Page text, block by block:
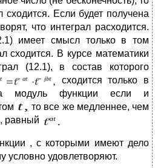
сходится. Если будет получена
что интеграл расходится.
имеет смысл только в том
сходится. В курсе математики
(12.1), в состав которого
сходится только в
модуль функции если и
то все же медленнее, чем
, равный
, с которыми имеют дело
условно удовлетворяют.